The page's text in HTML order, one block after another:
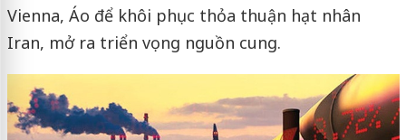
Vienna, Áo để khôi phục thỏa thuận hạt nhân
Iran, mở ra triển vọng nguồn cung.